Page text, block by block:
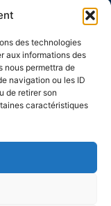
des technologies
aux informations des
nous permettra de
navigation ou les ID
de retirer son
caractéristiques